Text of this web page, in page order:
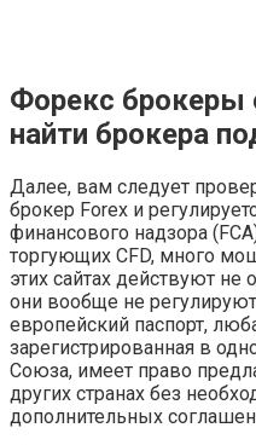
Форекс брокеры
найти брокера
Далее, вам следует
брокер Forex и
финансового надзора
торгующих CFD, много
этих сайтах действуют не
они вообще не
европейский паспорт,
зарегистрированная в
Союза, имеет право
других странах без
дополнительных